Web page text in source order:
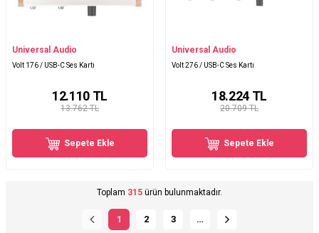
Universal Audio
Volt 176 / USB-C Ses Kartı
13.762 TL
12.110TL
Sepete Ekle
Universal Audio
Volt 276 / USB-C Ses Kartı
20.709 TL
18.224TL
Sepete Ekle
Toplam 315 ürün bulunmaktadır.
1 2 3 …